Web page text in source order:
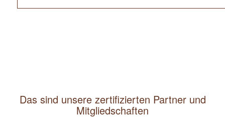
Das sind unsere zertifizierten Partner und
Mitgliedschaften